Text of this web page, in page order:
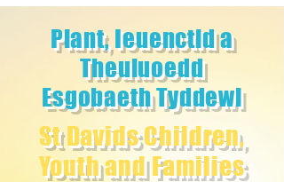
Plant, Ieuenctid a
Theuluoedd
Esgobaeth Tyddewi
St Davids Children,
Youth and Families